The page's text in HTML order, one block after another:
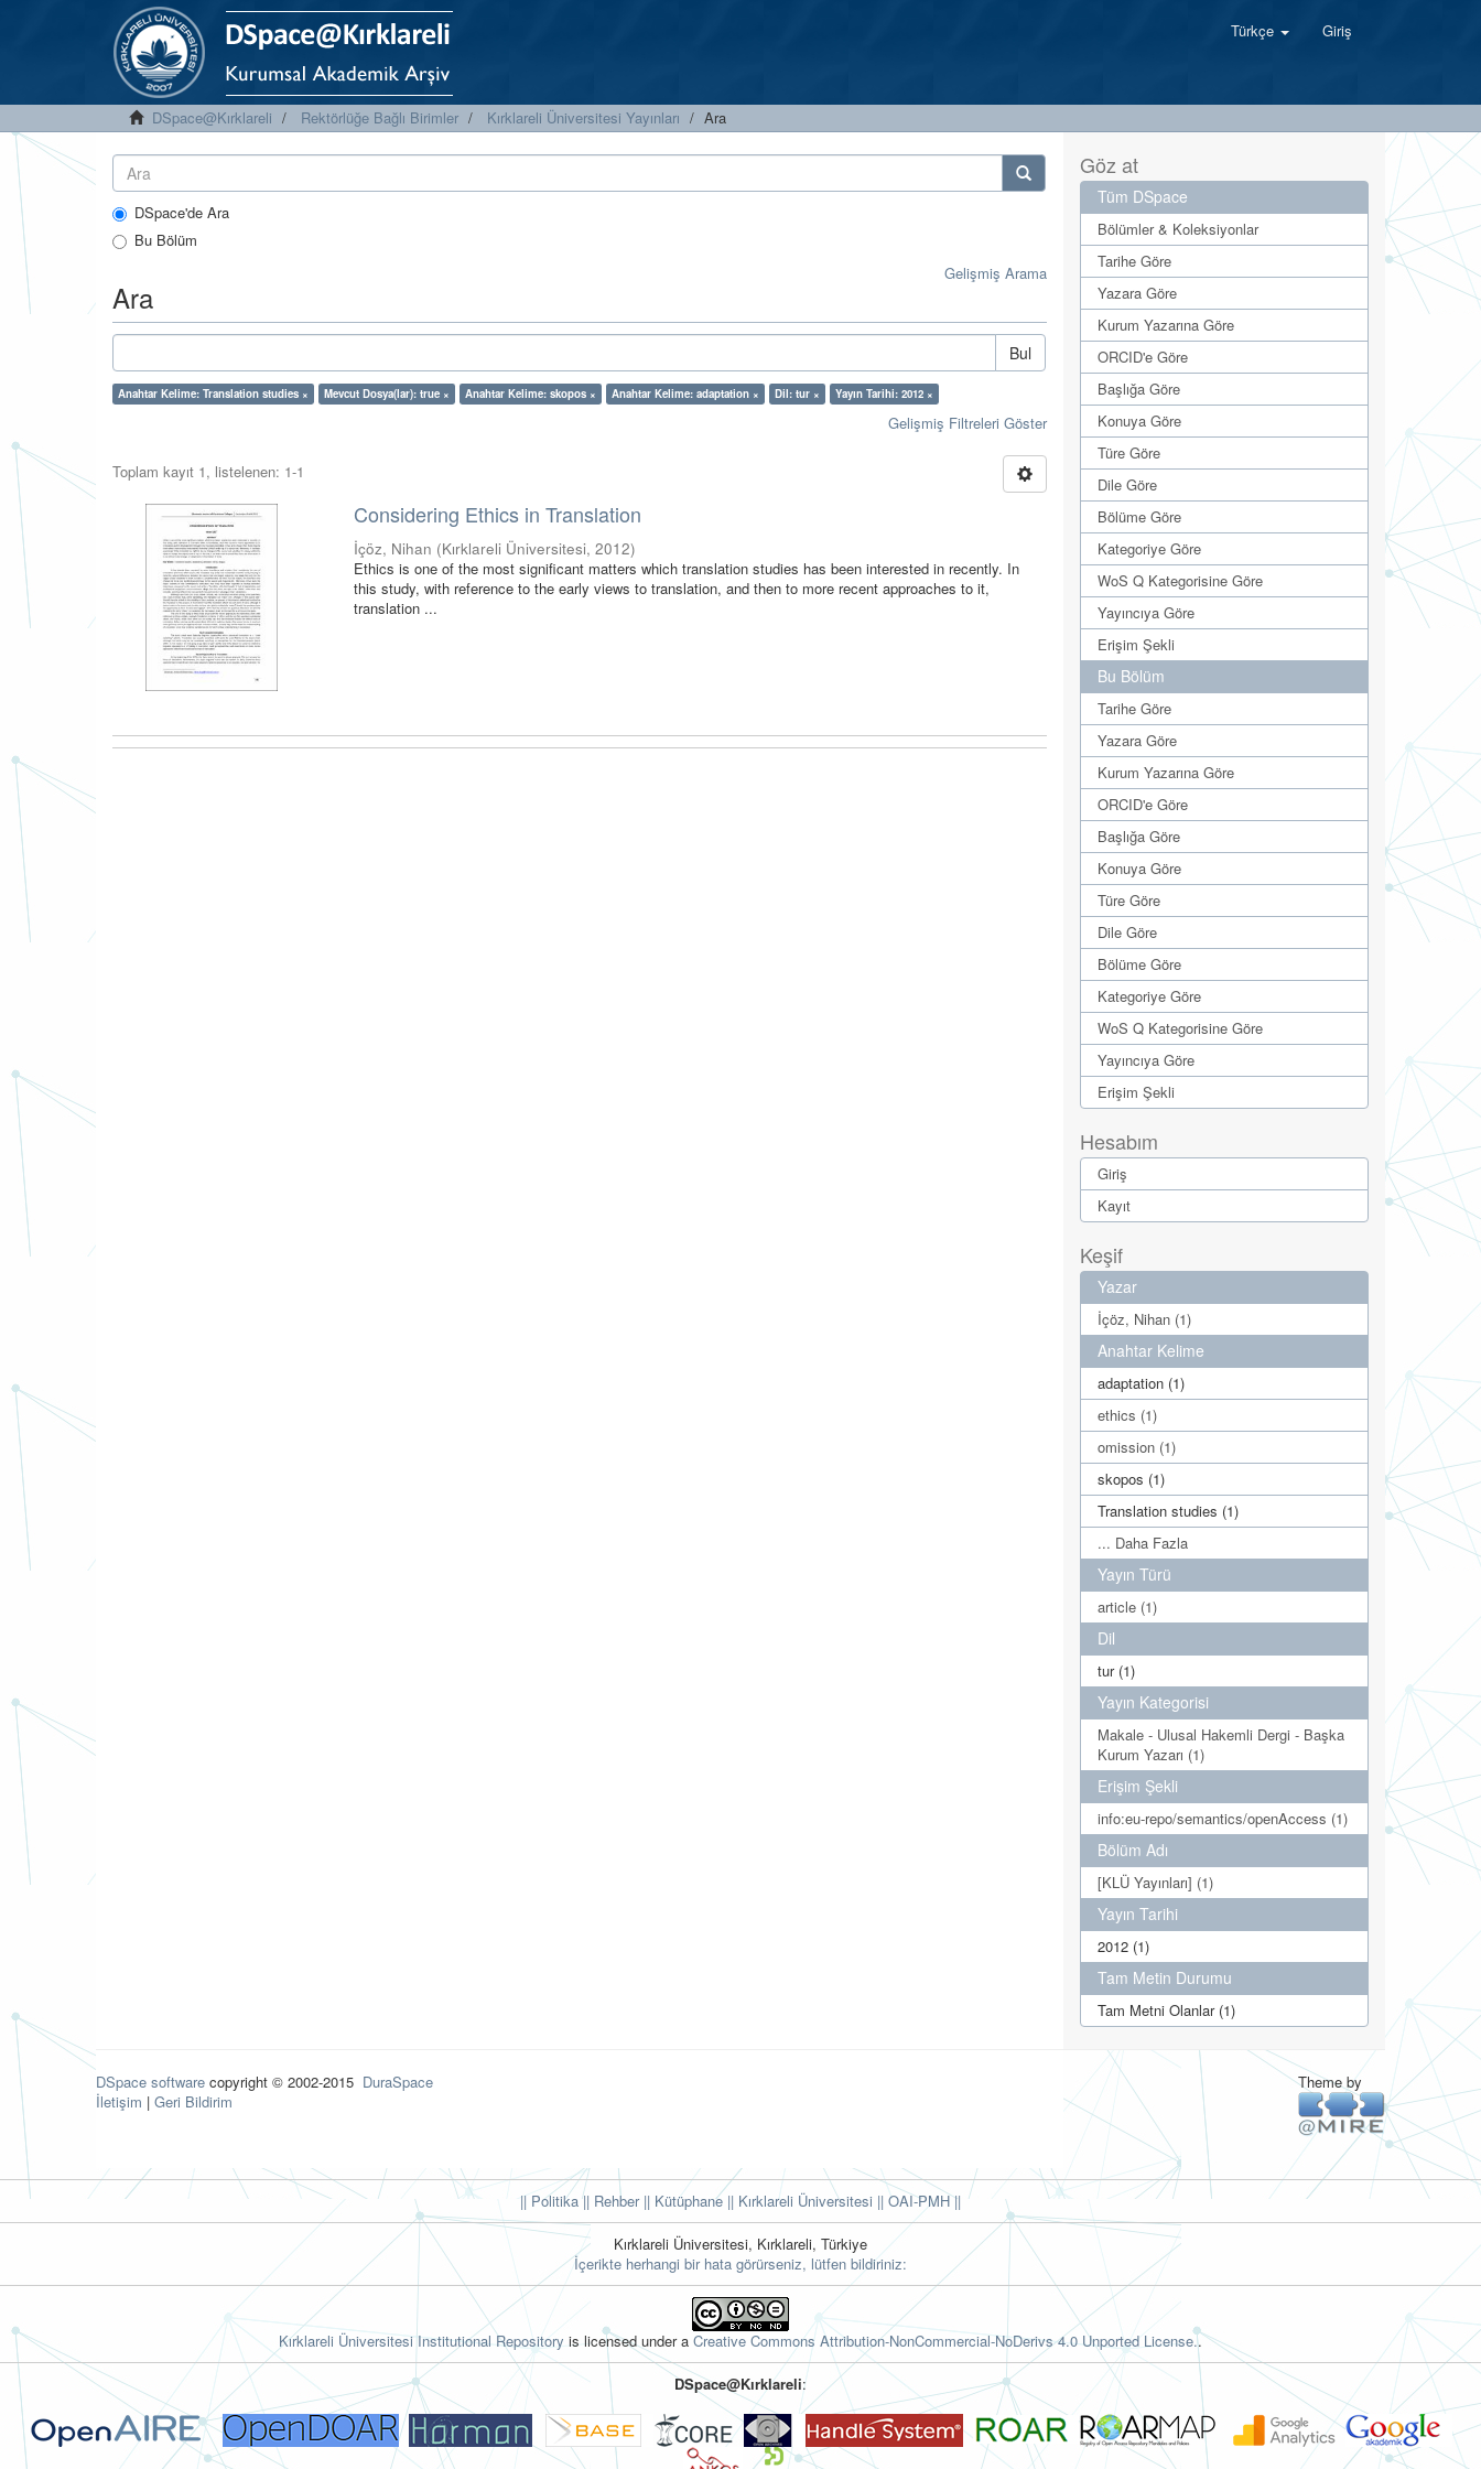
Türkçe Giriş
DSpace@Kırklareli Rektörlüğe Bağlı Birimler Kırklareli Üniversitesi Yayınları Ara
DSpace'de Ara
Bu Bölüm
Gelişmiş Arama
Ara
Bul
Anahtar Kelime: Translation studies × Mevcut Dosya(lar): true × Anahtar Kelime: skopos × Anahtar Kelime: adaptation × Dil: tur × Yayın Tarihi: 2012 ×
Gelişmiş Filtreleri Göster
Toplam kayıt 1, listelenen: 1-1
Considering Ethics in Translation
İçöz, Nihan (Kırklareli Üniversitesi,2012)
Ethics is one of the most significant matters which translation studies has been interested in recently. In
this study, with reference to the early views to translation, and then to more recent approaches to it,
translation ...
Göz at
Tüm DSpace
Bölümler & Koleksiyonlar
Tarihe Göre
Yazara Göre
Kurum Yazarına Göre
ORCID'e Göre
Başlığa Göre
Konuya Göre
Türe Göre
Dile Göre
Bölüme Göre
Kategoriye Göre
WoS Q Kategorisine Göre
Yayıncıya Göre
Erişim Şekli
Bu Bölüm
Tarihe Göre
Yazara Göre
Kurum Yazarına Göre
ORCID'e Göre
Başlığa Göre
Konuya Göre
Türe Göre
Dile Göre
Bölüme Göre
Kategoriye Göre
WoS Q Kategorisine Göre
Yayıncıya Göre
Erişim Şekli
Hesabım
Giriş
Kayıt
Keşif
Yazar
İçöz, Nihan (1)
Anahtar Kelime
adaptation (1)
ethics (1)
omission (1)
skopos (1)
Translation studies (1)
... Daha Fazla
Yayın Türü
article (1)
Dil
tur (1)
Yayın Kategorisi
Makale - Ulusal Hakemli Dergi - Başka
Kurum Yazarı (1)
Erişim Şekli
info:eu-repo/semantics/openAccess (1)
Bölüm Adı
[KLÜ Yayınları] (1)
Yayın Tarihi
2012 (1)
Tam Metin Durumu
Tam Metni Olanlar (1)
DSpace software copyright © 2002-2015 DuraSpace
İletişim | Geri Bildirim
Theme by
|| Politika|| Rehber|| Kütüphane || Kırklareli Üniversitesi || OAI-PMH ||
Kırklareli Üniversitesi, Kırklareli, Türkiye
İçerikte herhangi bir hata görürseniz, lütfen bildiriniz:
Kırklareli Üniversitesi Institutional Repository is licensed under a Creative Commons Attribution-NonCommercial-NoDerivs 4.0 Unported License..
DSpace@Kırklareli: